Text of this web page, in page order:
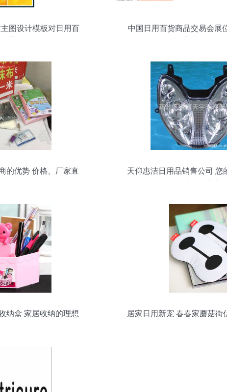
图设计模板对日用百
中国日用百货商品交易会展
的优势 价格、厂家直
天仰惠洁日用品销售公司 您
纳盒 家居收纳的理想
居家日用新宠 春春家蘑菇街